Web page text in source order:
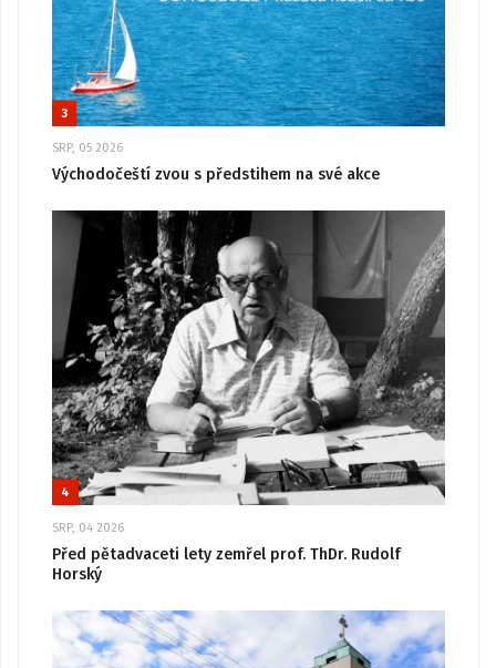
3
SRP, 05 2026
Východočeští zvou s předstihem na své akce
4
SRP, 04 2026
Před pětadvaceti lety zemřel prof. ThDr. Rudolf
Horský